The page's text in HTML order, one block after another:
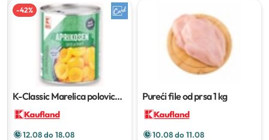
-42%
K-Classic Marelica polovice
12.08 do 18.08
Pureći file od prsa1 kg
10.08 do 11.08